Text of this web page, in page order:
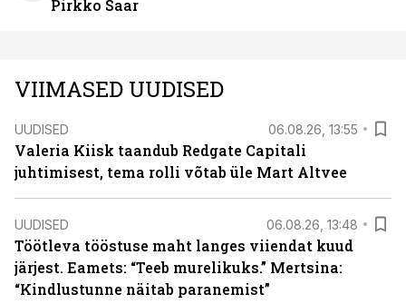
Pirkko Saar
VIIMASED UUDISED
UUDISED 06.08.26, 13:55
Valeria Kiisk taandub Redgate Capitali
juhtimisest, tema rolli võtab üle Mart Altvee
UUDISED 06.08.26, 13:48
Töötleva tööstuse maht langes viiendat kuud
järjest. Eamets: “Teeb murelikuks.” Mertsina:
“Kindlustunne näitab paranemist”